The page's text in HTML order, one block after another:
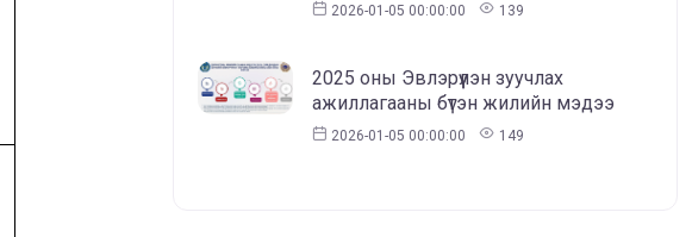
2026-01-05 00:00:00 139
2025 оны Эвлэрүүлэн зуучлах
ажиллагааны бүтэн жилийн мэдээ
2026-01-05 00:00:00 149